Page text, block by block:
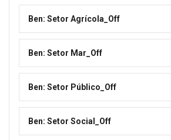
Ben: Setor Agrícola_Off
Ben: Setor Mar_Off
Ben: Setor Público_Off
Ben: Setor Social_Off